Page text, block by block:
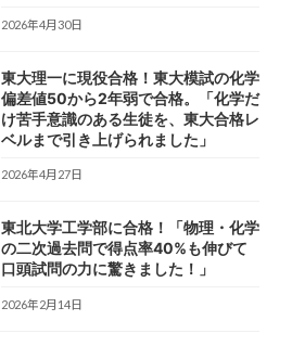
2026年4月30日
東大理一に現役合格！東大模試の化学
偏差値50から2年弱で合格。「化学だ
け苦手意識のある生徒を、東大合格レ
ベルまで引き上げられました」
2026年4月27日
東北大学工学部に合格！「物理・化学
の二次過去問で得点率40%も伸びて
口頭試問の力に驚きました！」
2026年2月14日